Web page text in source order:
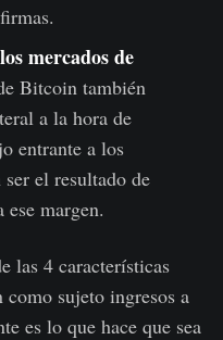
mercados de
Bitcoin también
a la hora de
entrante a los
ser el resultado de
ese margen.
las 4 características
sujeto ingresos a
es lo que hace que sea